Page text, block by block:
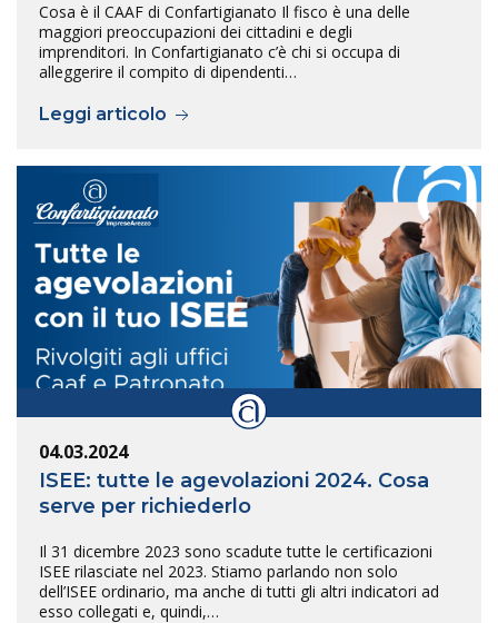
Cosa è il CAAF di Confartigianato Il fisco è una delle
maggiori preoccupazioni dei cittadini e degli
imprenditori. In Confartigianato c’è chi si occupa di
alleggerire il compito di dipendenti…
Leggi articolo
04.03.2024
ISEE: tutte le agevolazioni 2024. Cosa
serve per richiederlo
Il 31 dicembre 2023 sono scadute tutte le certificazioni
ISEE rilasciate nel 2023. Stiamo parlando non solo
dell’ISEE ordinario, ma anche di tutti gli altri indicatori ad
esso collegati e, quindi,…